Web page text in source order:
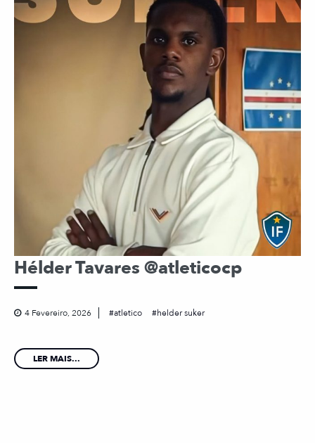
Hélder Tavares @atleticocp
4 Fevereiro, 2026 atletico helder suker
LER MAIS...